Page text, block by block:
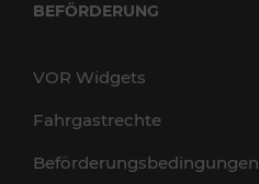
BEFÖRDERUNG
VOR Widgets
Fahrgastrechte
Beförderungsbedingungen